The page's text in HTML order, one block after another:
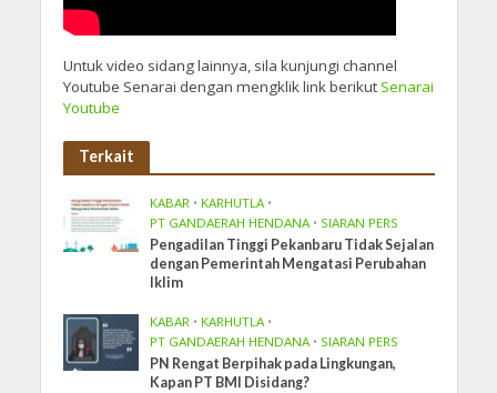
Untuk video sidang lainnya, sila kunjungi channel
Youtube Senarai dengan mengklik link berikutSenarai
Youtube
Terkait
KABAR • KARHUTLA •
PT GANDAERAH HENDANA • SIARAN PERS
Pengadilan Tinggi Pekanbaru Tidak Sejalan
dengan Pemerintah Mengatasi Perubahan
Iklim
KABAR • KARHUTLA •
PT GANDAERAH HENDANA • SIARAN PERS
PN Rengat Berpihak pada Lingkungan,
Kapan PT BMI Disidang?